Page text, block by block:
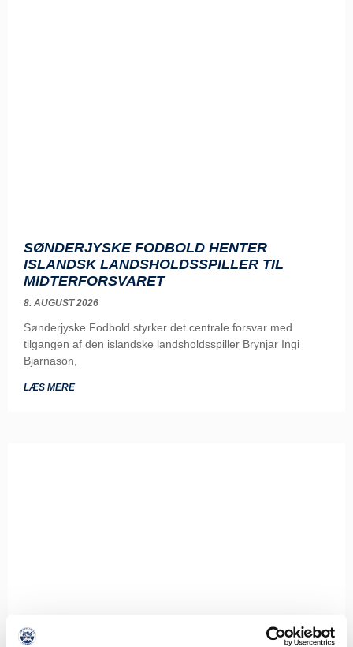
SØNDERJYSKE FODBOLD HENTER
ISLANDSK LANDSHOLDSSPILLER TIL
MIDTERFORSVARET
8. AUGUST 2026
Sønderjyske Fodbold styrker det centrale forsvar med
tilgangen af den islandske landsholdsspiller Brynjar Ingi
Bjarnason,
LÆS MERE